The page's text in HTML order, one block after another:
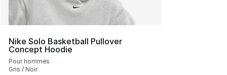
Nike Solo Basketball Pullover
Concept Hoodie
Pour hommes
Gris / Noir